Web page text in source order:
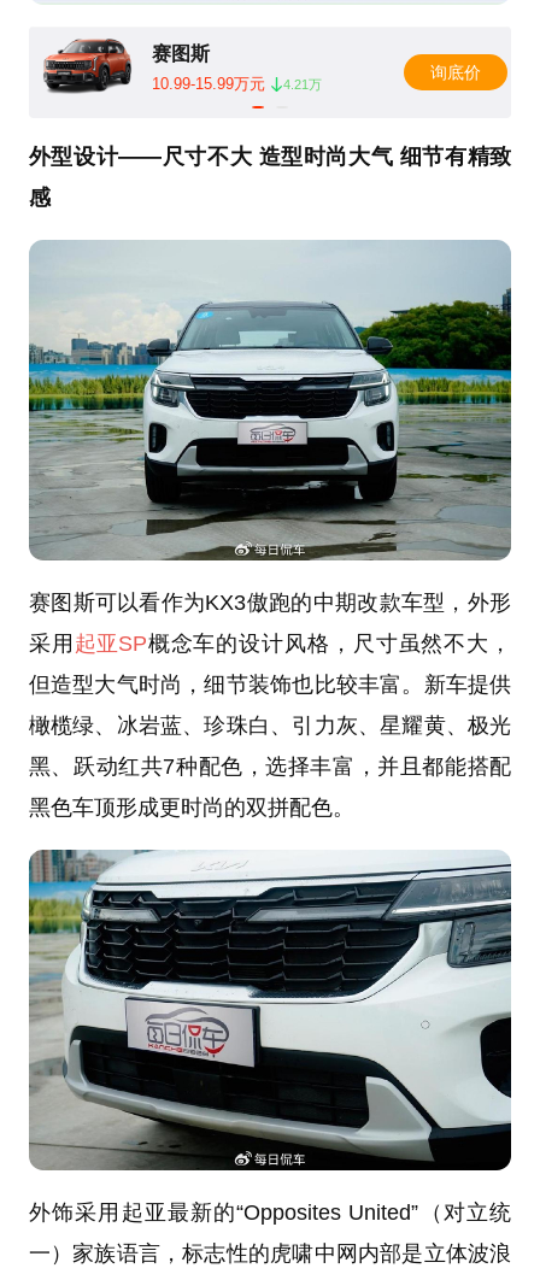
赛图斯
10.99-15.99万元 4.21万
询底价
外型设计——尺寸不大 造型时尚大气 细节有精致
感
赛图斯可以看作为KX3傲跑的中期改款车型，外形
采用 起亚SP概念车的设计风格，尺寸虽然不大，
但造型大气时尚，细节装饰也比较丰富。新车提供
橄榄绿、冰岩蓝、珍珠白、引力灰、星耀黄、极光
黑、跃动红共7种配色，选择丰富，并且都能搭配
黑色车顶形成更时尚的双拼配色。
外饰采用起亚最新的“Opposites United”（对立统
一）家族语言，标志性的虎啸中网内部是立体波浪